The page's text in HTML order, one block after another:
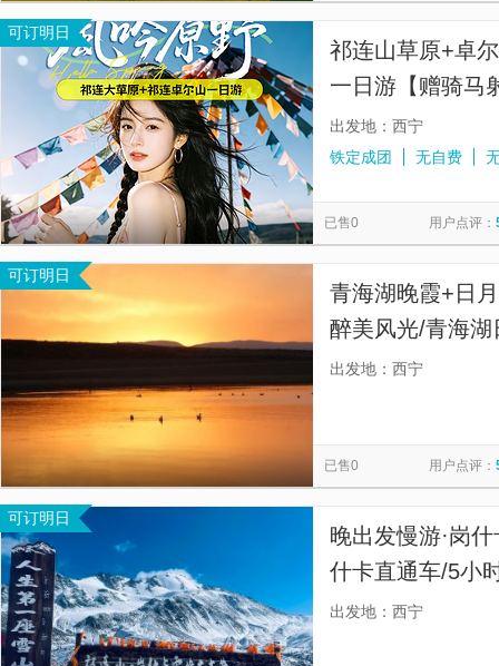
可订明日
祁连山草原+卓
一日游【赠骑马
门接送丨纯玩无
出发地：西宁
铁定成团
无自费
已售0 用户点评：
可订明日
青海湖晚霞+日
醉美风光/青海
面】
出发地：西宁
已售0 用户点评：
可订明日
晚出发慢游·岗
什卡直通车/5小
选】
出发地：西宁